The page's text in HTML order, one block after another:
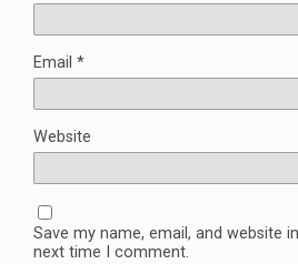
Email *
Website
Save my name, email, and website
next time I comment.